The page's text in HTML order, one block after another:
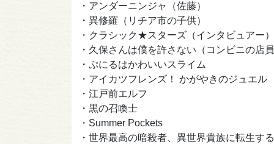
・アンダーニンジャ（佐藤）
・異修羅（リチア市の子供）
・クラシック★スターズ（インタビュアー）
・久保さんは僕を許さない（コンビニの店員
・ぷにるはかわいいスライム
・アイカツフレンズ！ かがやきのジュエル
・江戸前エルフ
・黒の召喚士
・Summer Pockets
・世界最高の暗殺者、異世界貴族に転生する